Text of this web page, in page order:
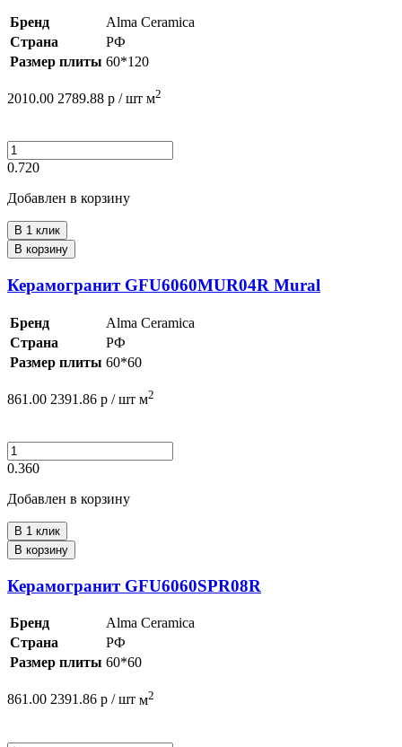
Бренд
Alma Ceramica
Страна
РФ
Размер плиты 60*120
2010.00 2789.88 р / шт м2
0.720
Добавлен в корзину
В 1 клик
В корзину
Керамогранит GFU6060MUR04R Mural
Бренд
Alma Ceramica
Страна
РФ
Размер плиты 60*60
861.00 2391.86 р / шт м2
0.360
Добавлен в корзину
В 1 клик
В корзину
Керамогранит GFU6060SPR08R
Бренд
Alma Ceramica
Страна
РФ
Размер плиты 60*60
861.00 2391.86 р / шт м2